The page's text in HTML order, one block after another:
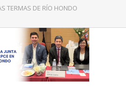
TERMAS DE RÍO HONDO